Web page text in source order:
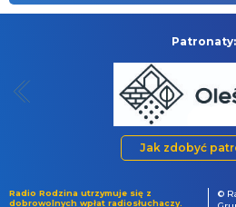
Patronaty:
Jak zdobyć
Radio Rodzina utrzymuje się z
dobrowolnych wpłat radiosłuchaczy.
©